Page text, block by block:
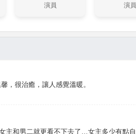
演員 演員
，很治癒，讓人感覺溫暖。
主和男二就更看不下去了…女主多少有點